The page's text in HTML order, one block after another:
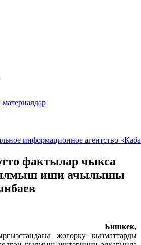
фактылар чыкса
иши ачылышы
Бишкек,
жогорку кызматтарды